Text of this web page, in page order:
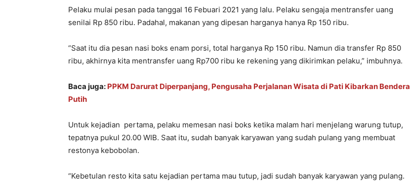
Pelaku mulai pesan pada tanggal 16 Febuari 2021 yang lalu. Pelaku sengaja mentransfer uang
senilai Rp 850 ribu. Padahal, makanan yang dipesan harganya hanya Rp 150 ribu.
“Saat itu dia pesan nasi boks enam porsi, total harganya Rp 150 ribu. Namun dia transfer Rp 850
ribu, akhirnya kita mentransfer uang Rp700 ribu ke rekening yang dikirimkan pelaku,” imbuhnya.
Baca juga: PPKM Darurat Diperpanjang, Pengusaha Perjalanan Wisata di Pati Kibarkan Bendera
Putih
Untuk kejadian pertama, pelaku memesan nasi boks ketika malam hari menjelang warung tutup,
tepatnya pukul 20.00 WIB. Saat itu, sudah banyak karyawan yang sudah pulang yang membuat
restonya kebobolan.
“Kebetulan resto kita satu kejadian pertama mau tutup, jadi sudah banyak karyawan yang pulang.